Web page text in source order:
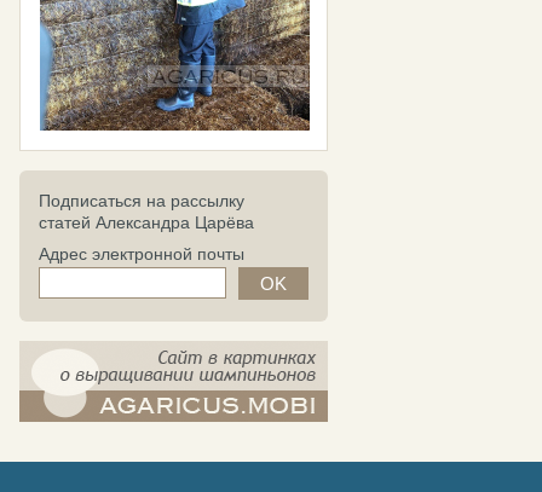
Подписаться на рассылку
статей Александра Царёва
Адрес электронной почты